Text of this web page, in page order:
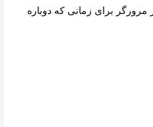
مرورگر برای زمانی که دوباره